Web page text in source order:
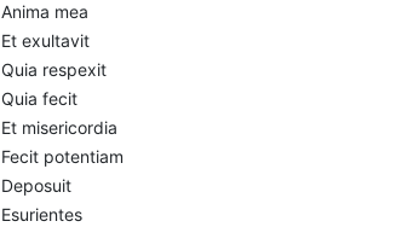
Anima mea
Et exultavit
Quia respexit
Quia fecit
Et misericordia
Fecit potentiam
Deposuit
Esurientes